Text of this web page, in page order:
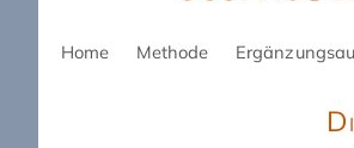
Navigation
Home Methode